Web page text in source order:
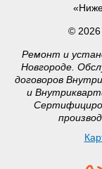
© 2026
Ремонт и
Новгороде.
договоров
и